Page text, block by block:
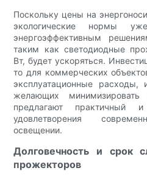
Поскольку цены на
экологические нормы
энергоэффективным
таким как светодиодные
Вт, будет ускоряться.
то для коммерческих
эксплуатационные расходы,
желающих
предлагают практичный
удовлетворения
освещении.
Долговечность и срок
прожекторов